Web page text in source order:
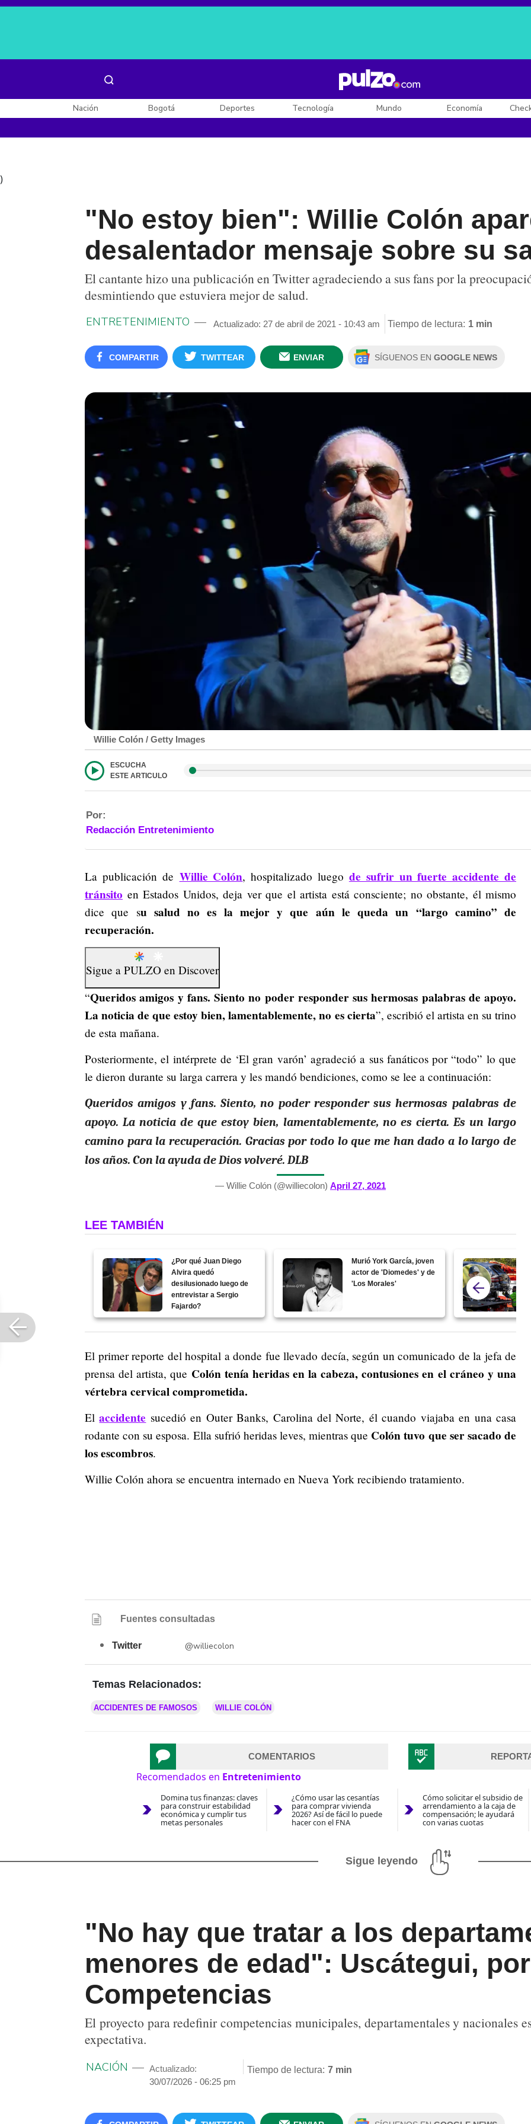
Posesión de De la Espriella
Nación Bogotá Deportes Tecnología Mundo Economía
)
"No estoy bien": Willie Colón
desalentador mensaje sobre su
El cantante hizo una publicación en Twitter agradeciendo a sus fans por la
desmintiendo que estuviera mejor de salud.
ENTRETENIMIENTO Actualizado: 27 de abril de 2021 - 10:43 am Tiempo de lectura: 1 min
COMPARTIR TWITTEAR ENVIAR SÍGUENOS EN GOOGLE NEWS
Willie Colón / Getty Images
ESCUCHA
ESTE ARTICULO
Por:
Redacción Entretenimiento
La publicación de Willie Colón, hospitalizado luego de sufrir un fuerte accidente de
tránsito en Estados Unidos, deja ver que el artista está consciente; no obstante, él mismo
dice que su salud no es la mejor y que aún le queda un “largo camino” de
recuperación.
Sigue a PULZO en Discover
“Queridos amigos y fans. Siento no poder responder sus hermosas palabras de apoyo.
La noticia de que estoy bien, lamentablemente, no es cierta”, escribió el artista en su trino
de esta mañana.
Posteriormente, el intérprete de ‘El gran varón’ agradeció a sus fanáticos por “todo” lo que
le dieron durante su larga carrera y les mandó bendiciones, como se lee a continuación:
Queridos amigos y fans. Siento, no poder responder sus hermosas palabras de
apoyo. La noticia de que estoy bien, lamentablemente, no es cierta. Es un largo
camino para la recuperación. Gracias por todo lo que me han dado a lo largo de
los años. Con la ayuda de Dios volveré. DLB
— Willie Colón (@williecolon) April 27, 2021
LEE TAMBIÉN
¿Por qué Juan Diego
Alvira quedó
desilusionado luego de
entrevistar a Sergio
Fajardo?
Murió York García, joven
actor de 'Diomedes' y de
'Los Morales'
El primer reporte del hospital a donde fue llevado decía, según un comunicado de la jefa de
prensa del artista, que Colón tenía heridas en la cabeza, contusiones en el cráneo y una
vértebra cervical comprometida.
Elaccidente sucedió en Outer Banks, Carolina del Norte, él cuando viajaba en una casa
rodante con su esposa. Ella sufrió heridas leves, mientras que Colón tuvo que ser sacado de
los escombros.
Willie Colón ahora se encuentra internado en Nueva York recibiendo tratamiento.
Fuentes consultadas
Twitter @williecolon
Temas Relacionados:
ACCIDENTES DE FAMOSOS WILLIE COLÓN
COMENTARIOS
Recomendados en Entretenimiento
Domina tus finanzas: claves
para construir estabilidad
económica y cumplir tus
metas personales
¿Cómo usar las cesantías
para comprar vivienda
2026? Así de fácil lo puede
hacer con el FNA
Cómo solicitar el subsidio de
arrendamiento a la caja de
compensación; le ayudará
con varias cuotas
Sigue leyendo
"No hay que tratar a los
menores de edad": Uscátegui,
Competencias
El proyecto para redefinir competencias municipales, departamentales y nacionales
expectativa.
NACIÓN
Actualizado:
30/07/2026 - 06:25 pm
Tiempo de lectura: 7 min